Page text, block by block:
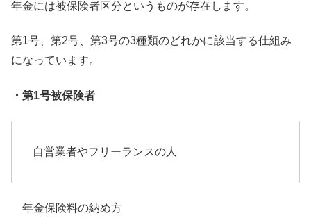
年金には被保険者区分というものが存在します。
第1号、第2号、 第3号の3種類のどれかに該当する仕組み
になっています。
・第1号被保険者
自営業者やフリーランスの人
年金保険料の納め方